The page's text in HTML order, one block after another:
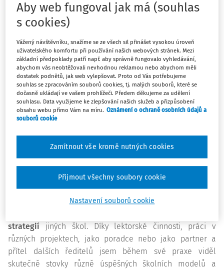
účinně a hlavně – ne systematicky.
Cílem této nové série článků bude jednak na některé
zákonitosti poukázat a tak trochu je připomenout a jednak
je ukázat v jiném kontextu a z trochu jiného pohledu – jak
je úspěšně využít ve svůj prospěch.
Dobrá zpráva je, že hodně škol se dnes mění k lepšímu,
horší zpráva je, že svět se mění rychleji než některé naše
Willard R. Daggett
Dovolím si vycházet nejen z vlastních dlouholetých
zkušeností ředitele školy, ale hlavněze zkušeností a
strategií jiných škol. Díky lektorské činnosti, práci v
různých projektech, jako poradce nebo jako partner a
přítel dalších ředitelů jsem během své praxe viděl
skutečně stovky různě úspěšných školních modelů a
Aby web fungoval jak má (souhlas
s cookies)
Vážený návštěvníku, snažíme se ze všech sil přinášet vysokou úroveň
uživatelského komfortu při používání našich webových stránek. Mezi
základní předpoklady patří např. aby správně fungovalo vyhledávání,
abychom vás neobtěžovali nevhodnou reklamou nebo abychom měli
dostatek podnětů, jak web vylepšovat. Proto od Vás potřebujeme
souhlas se zpracováním souborů cookies, tj. malých souborů, které se
dočasně ukládají ve vašem prohlížeči. Předem děkujeme za udělení
souhlasu. Data využijeme ke zlepšování našich služeb a přizpůsobení
obsahu webu přímo Vám na míru. Oznámení o ochraně osobních údajů a
souborů cookie
Nastavení souborů cookie
Zamítnout vše kromě nutných cookies
Přijmout všechny soubory cookie